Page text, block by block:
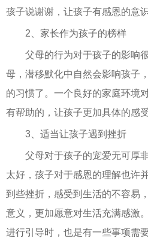
孩子说谢谢，让孩子有感恩的意识
2、家长作为孩子的榜样
父母的行为对于孩子的影响
母，潜移默化中自然会影响孩子
的习惯了。一个良好的家庭环境
有帮助的，让孩子更加具体的感
3、适当让孩子遇到挫折
父母对于孩子的宠爱无可厚
太好，孩子对于感恩的理解也许
到些挫折，感受到生活的不容易
意义，更加愿意对生活充满感激
进行引导时，也是有一些事项需